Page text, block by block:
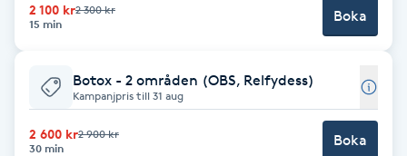
BIAB
Blowout
2 100 kr2 300 kr
15 min
Boka
Botox - 2 områden (OBS, Relfydess)
Kampanjpris till 31 aug
2 600 kr2 900 kr
30 min
Boka